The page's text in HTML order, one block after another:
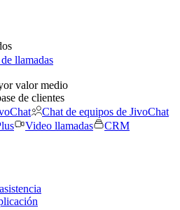
llamadas
valor medio
de clientes
Chat de equipos de JivoChat
Video llamadas
CRM